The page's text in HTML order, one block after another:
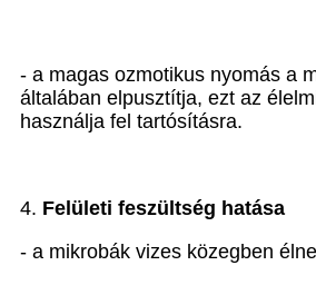
- a magas ozmotikus nyomás a
általában elpusztítja, ezt az
használja fel tartósításra.
4. Felületi feszültség hatása
- a mikrobák vizes közegben